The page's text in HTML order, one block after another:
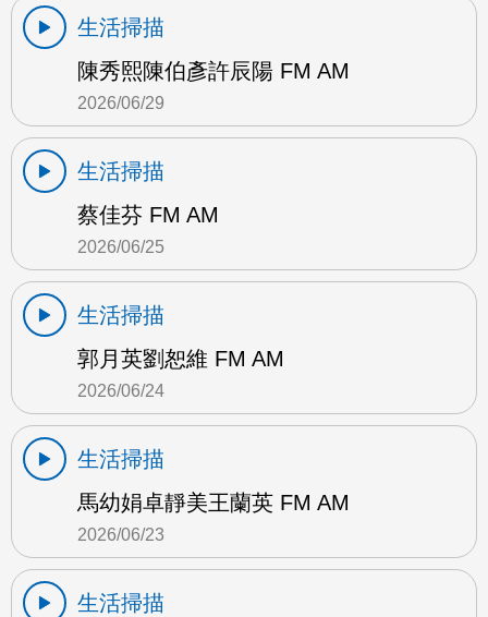
生活掃描
陳秀熙陳伯彥許辰陽 FM AM
2026/06/29
生活掃描
蔡佳芬 FM AM
2026/06/25
生活掃描
郭月英劉恕維 FM AM
2026/06/24
生活掃描
馬幼娟卓靜美王蘭英 FM AM
2026/06/23
生活掃描